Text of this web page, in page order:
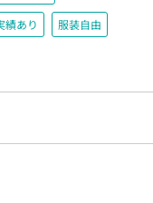
績あり 服装自由